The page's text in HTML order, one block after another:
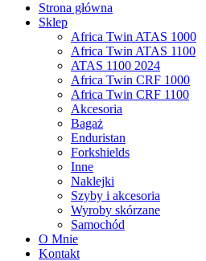
Strona główna
Sklep
Africa Twin ATAS 1000
Africa Twin ATAS 1100
ATAS 1100 2024
Africa Twin CRF 1000
Africa Twin CRF 1100
Akcesoria
Bagaż
Enduristan
Forkshields
Inne
Naklejki
Szyby i akcesoria
Wyroby skórzane
Samochód
O Mnie
Kontakt